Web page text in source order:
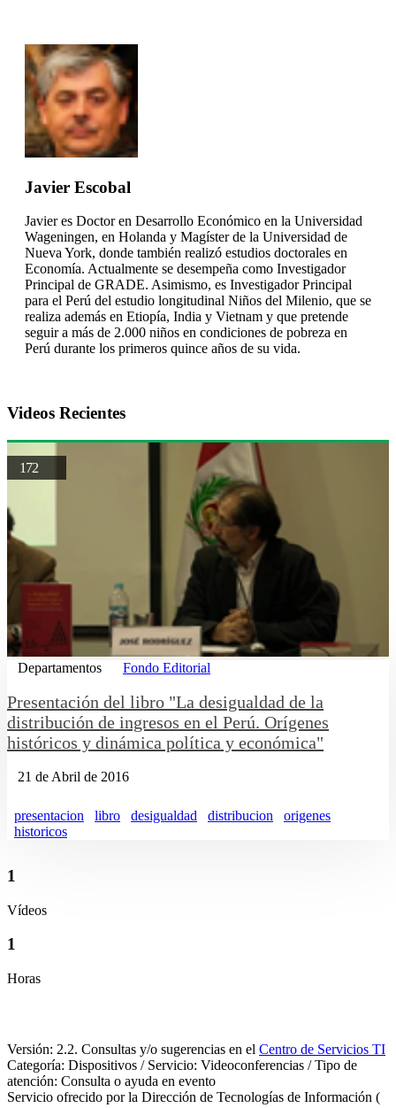
Javier Escobal
Javier es Doctor en Desarrollo Económico en la Universidad
Wageningen, en Holanda y Magíster de la Universidad de
Nueva York, donde también realizó estudios doctorales en
Economía. Actualmente se desempeña como Investigador
Principal de GRADE. Asimismo, es Investigador Principal
para el Perú del estudio longitudinal Niños del Milenio, que se
realiza además en Etiopía, India y Vietnam y que pretende
seguir a más de 2.000 niños en condiciones de pobreza en
Perú durante los primeros quince años de su vida.
Videos Recientes
172
Departamentos Fondo Editorial
Presentación del libro "La desigualdad de la
distribución de ingresos en el Perú. Orígenes
históricos y dinámica política y económica"
21 de Abril de 2016
presentacion libro desigualdad distribucion
origenes
historicos
1
Vídeos
1
Horas
Versión: 2.2. Consultas y/o sugerencias en el Centro de Servicios TI
Categoría: Dispositivos / Servicio: Videoconferencias / Tipo de
atención: Consulta o ayuda en evento
Servicio ofrecido por la Dirección de Tecnologías de Información (